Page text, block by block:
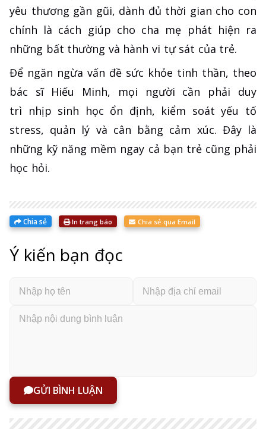
yêu thương gần gũi, dành đủ thời gian cho con
chính là cách giúp cho cha mẹ phát hiện ra
những bất thường và hành vi tự sát của trẻ.
Để ngăn ngừa vấn đề sức khỏe tinh thần, theo
bác sĩ Hiếu Minh, mọi người cần phải duy
trì nhịp sinh học ổn định, kiểm soát yếu tố
stress, quản lý và cân bằng cảm xúc. Đây là
những kỹ năng mềm ngay cả bạn trẻ cũng phải
học hỏi.
Chia sẻ In trang báo Chia sẻ qua Email
Ý kiến bạn đọc
GỬI BÌNH LUẬN